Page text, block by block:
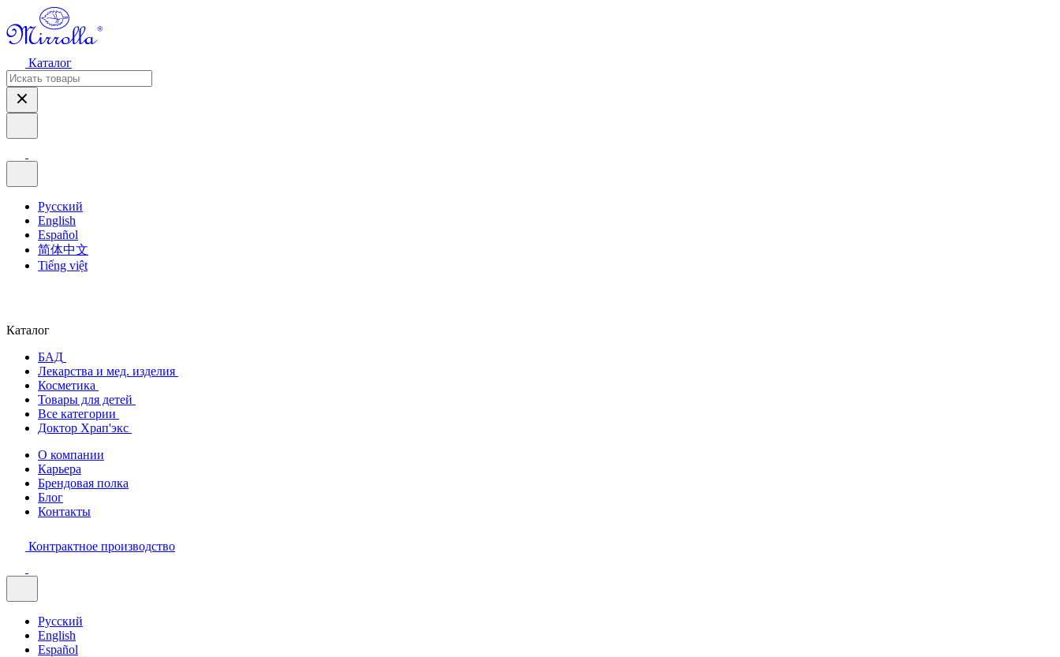
Каталог
Русский
English
Español
简体中文
Tiếng việt
Каталог
БАД
Лекарства и мед. изделия
Косметика
Товары для детей
Все категории
Доктор Храп'экс
О компании
Карьера
Брендовая полка
Блог
Контакты
Контрактное производство
Русский
English
Español